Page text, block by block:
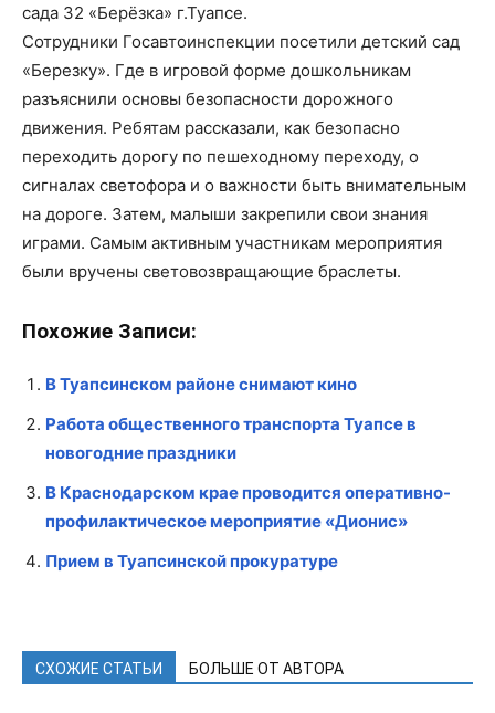
сада 32 «Берёзка» г.Туапсе.
Сотрудники Госавтоинспекции посетили детский сад
«Березку». Где в игровой форме дошкольникам
разъяснили основы безопасности дорожного
движения. Ребятам рассказали, как безопасно
переходить дорогу по пешеходному переходу, о
сигналах светофора и о важности быть внимательным
на дороге. Затем, малыши закрепили свои знания
играми. Самым активным участникам мероприятия
были вручены световозвращающие браслеты.
Похожие Записи:
В Туапсинском районе снимают кино
Работа общественного транспорта Туапсе в
новогодние праздники
В Краснодарском крае проводится оперативно-
профилактическое мероприятие «Дионис»
Прием в Туапсинской прокуратуре
СХОЖИЕ СТАТЬИ БОЛЬШЕ ОТ АВТОРА